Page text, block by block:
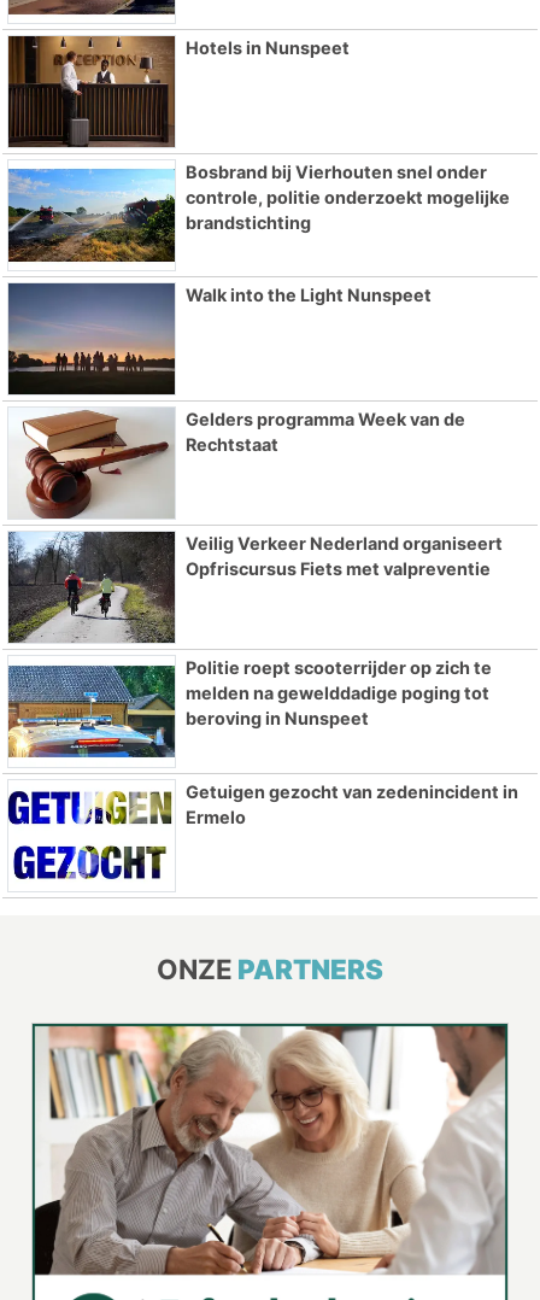
Hotels in Nunspeet
Bosbrand bij Vierhouten snel onder
controle, politie onderzoekt mogelijke
brandstichting
Walk into the Light Nunspeet
Gelders programma Week van de
Rechtstaat
Veilig Verkeer Nederland organiseert
Opfriscursus Fiets met valpreventie
Politie roept scooterrijder op zich te
melden na gewelddadige poging tot
beroving in Nunspeet
Getuigen gezocht van zedenincident in
Ermelo
ONZE PARTNERS